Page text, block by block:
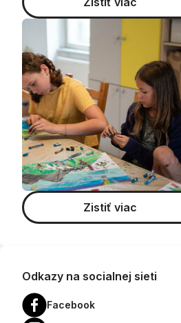
Zistiť viac
Odkazy na socialnej sieti
Facebook